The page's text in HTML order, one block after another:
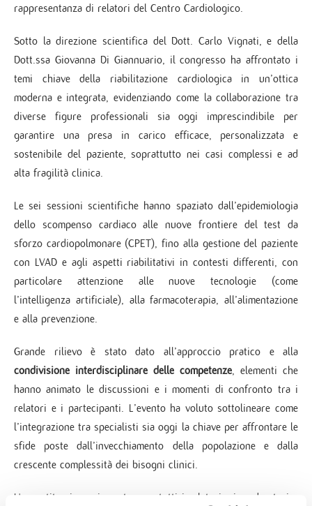
rappresentanza di relatori del Centro Cardiologico.
Sotto la direzione scientifica del Dott. Carlo Vignati, e della
Dott.ssa Giovanna Di Giannuario, il congresso ha affrontato i
temi chiave della riabilitazione cardiologica in un’ottica
moderna e integrata, evidenziando come la collaborazione tra
diverse figure professionali sia oggi imprescindibile per
garantire una presa in carico efficace, personalizzata e
sostenibile del paziente, soprattutto nei casi complessi e ad
alta fragilità clinica.
Le sei sessioni scientifiche hanno spaziato dall’epidemiologia
dello scompenso cardiaco alle nuove frontiere del test da
sforzo cardiopolmonare (CPET), fino alla gestione del paziente
con LVAD e agli aspetti riabilitativi in contesti differenti, con
particolare attenzione alle nuove tecnologie (come
l’intelligenza artificiale), alla farmacoterapia, all’alimentazione
e alla prevenzione.
Grande rilievo è stato dato all’approccio pratico e alla
condivisione interdisciplinare delle competenze , elementi che
hanno animato le discussioni e i momenti di confronto tra i
relatori e i partecipanti. L’evento ha voluto sottolineare come
l’integrazione tra specialisti sia oggi la chiave per affrontare le
sfide poste dall’invecchiamento della popolazione e dalla
crescente complessità dei bisogni clinici.
Un sentito ringraziamento va a tutti i relatori, ai moderatori e